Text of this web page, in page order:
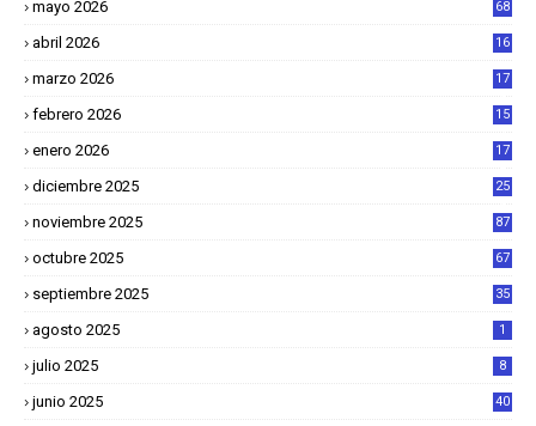
mayo 2026 68
abril 2026
16
marzo 2026
17
febrero 2026
15
enero 2026
17
diciembre 2025
25
noviembre 2025 87
octubre 2025 67
septiembre 2025 35
agosto 2025 1
julio 2025 8
junio 2025 40